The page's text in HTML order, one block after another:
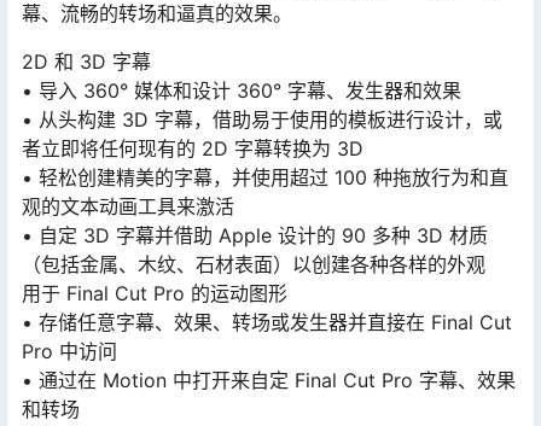
幕、流畅的转场和逼真的效果。
2D 和 3D 字幕
• 导入 360° 媒体和设计 360° 字幕、发生器和效果
• 从头构建 3D 字幕，借助易于使用的模板进行设计，或
者立即将任何现有的 2D 字幕转换为 3D
• 轻松创建精美的字幕，并使用超过 100 种拖放行为和直
观的文本动画工具来激活
• 自定 3D 字幕并借助 Apple 设计的 90 多种 3D 材质
（包括金属、木纹、石材表面）以创建各种各样的外观
用于 Final Cut Pro 的运动图形
• 存储任意字幕、效果、转场或发生器并直接在 Final Cut
Pro 中访问
• 通过在 Motion 中打开来自定 Final Cut Pro 字幕、效果
和转场